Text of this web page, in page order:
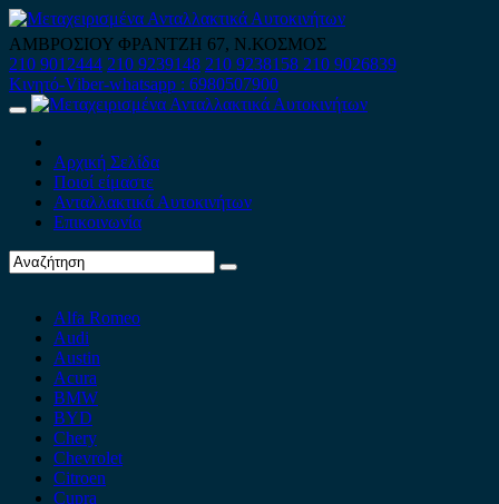
Skip
to
content
ΑΜΒΡΟΣΙΟΥ ΦΡΑΝΤΖΗ 67, Ν.ΚΟΣΜΟΣ
210 9012444 210 9239148 210 9238158 210 9026839
Κινητό-Viber-whatsapp : 6980507900
Primary
Αρχική Σελίδα
Ποιοί είμαστε
Ανταλλακτικά Αυτοκινήτων
Επικοινωνία
Alfa Romeo
Audi
Austin
Acura
BMW
BYD
Chery
Chevrolet
Citroen
Cupra